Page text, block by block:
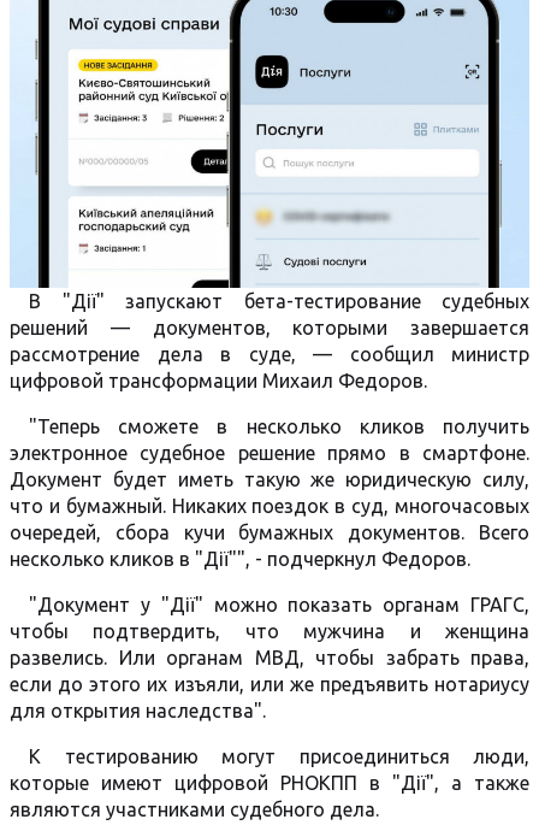
В "Дії" запускают бета-тестирование судебных
решений — документов, которыми завершается
рассмотрение дела в суде, — сообщил министр
цифровой трансформации Михаил Федоров.
"Теперь сможете в несколько кликов получить
электронное судебное решение прямо в смартфоне.
Документ будет иметь такую же юридическую силу,
что и бумажный. Никаких поездок в суд, многочасовых
очередей, сбора кучи бумажных документов. Всего
несколько кликов в "Дії"", - подчеркнул Федоров.
"Документ у "Дії" можно показать органам ГРАГС,
чтобы подтвердить, что мужчина и женщина
развелись. Или органам МВД, чтобы забрать права,
если до этого их изъяли, или же предъявить нотариусу
для открытия наследства".
К тестированию могут присоединиться люди,
которые имеют цифровой РНОКПП в "Дії", а также
являются участниками судебного дела.